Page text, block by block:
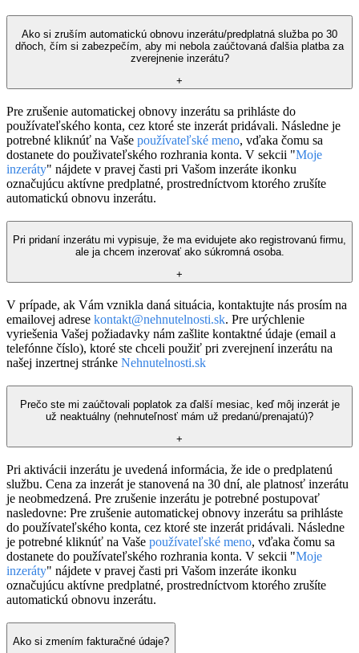
Ako si zruším automatickú obnovu inzerátu/predplatná služba po 30
dňoch, čím si zabezpečím, aby mi nebola zaúčtovaná ďalšia platba za
zverejnenie inzerátu?
+
Pre zrušenie automatickej obnovy inzerátu sa prihláste do
používateľského konta, cez ktoré ste inzerát pridávali. Následne je
potrebné kliknúť na Vaše používateľské meno, vďaka čomu sa
dostanete do použivateľského rozhrania konta. V sekcii "Moje
inzeráty" nájdete v pravej časti pri Vašom inzeráte ikonku
označujúcu aktívne predplatné, prostredníctvom ktorého zrušíte
automatickú obnovu inzerátu.
Pri pridaní inzerátu mi vypisuje, že ma evidujete ako registrovanú firmu,
ale ja chcem inzerovať ako súkromná osoba.
+
V prípade, ak Vám vznikla daná situácia, kontaktujte nás prosím na
emailovej adrese kontakt@nehnutelnosti.sk. Pre urýchlenie
vyriešenia Vašej požiadavky nám zašlite kontaktné údaje (email a
telefónne číslo), ktoré ste chceli použiť pri zverejnení inzerátu na
našej inzertnej stránke Nehnutelnosti.sk
Prečo ste mi zaúčtovali poplatok za ďalší mesiac, keď môj inzerát je
už neaktuálny (nehnuteľnosť mám už predanú/prenajatú)?
+
Pri aktivácii inzerátu je uvedená informácia, že ide o predplatenú
službu. Cena za inzerát je stanovená na 30 dní, ale platnosť inzerátu
je neobmedzená. Pre zrušenie inzerátu je potrebné postupovať
nasledovne: Pre zrušenie automatickej obnovy inzerátu sa prihláste
do používateľského konta, cez ktoré ste inzerát pridávali. Následne
je potrebné kliknúť na Vaše používateľské meno, vďaka čomu sa
dostanete do používateľského rozhrania konta. V sekcii "Moje
inzeráty" nájdete v pravej časti pri Vašom inzeráte ikonku
označujúcu aktívne predplatné, prostredníctvom ktorého zrušíte
automatickú obnovu inzerátu.
Ako si zmením fakturačné údaje?